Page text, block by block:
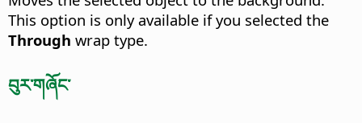
This option is only available if you selected the
Through wrap type.
བུར་གཞོང་